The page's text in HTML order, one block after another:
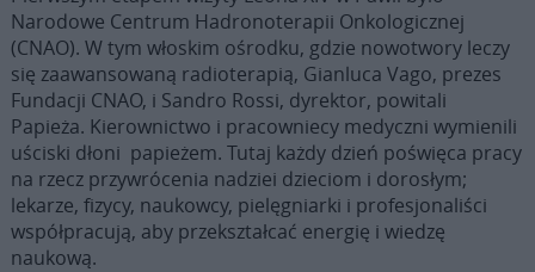
Narodowe Centrum Hadronoterapii Onkologicznej
(CNAO). W tym włoskim ośrodku, gdzie nowotwory leczy
się zaawansowaną radioterapią, Gianluca Vago, prezes
Fundacji CNAO, i Sandro Rossi, dyrektor, powitali
Papieża. Kierownictwo i pracowniecy medyczni wymienili
uściski dłoni papieżem. Tutaj każdy dzień poświęca pracy
na rzecz przywrócenia nadziei dzieciom i dorosłym;
lekarze, fizycy, naukowcy, pielęgniarki i profesjonaliści
współpracują, aby przekształcać energię i wiedzę
naukową.